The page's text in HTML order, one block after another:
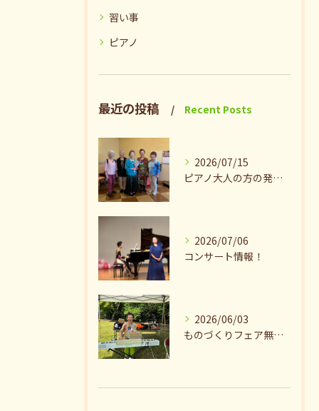
習い事
ピアノ
最近の投稿 Recent Posts
2026/07/15
ピアノ大人の方の発表会兼ねたお茶会🎵
2026/07/06
コンサート情報！
2026/06/03
ものづくりフェア無事終了♪ありがとうございました。